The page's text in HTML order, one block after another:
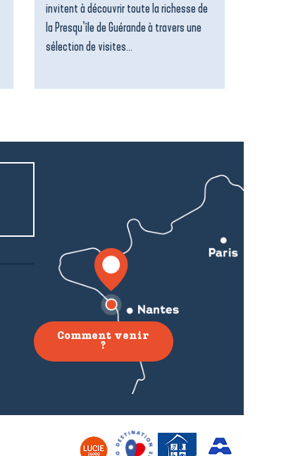
invitent à découvrir toute la richesse de
la Presqu’île de Guérande à travers une
sélection de visites...
Comment venir
?